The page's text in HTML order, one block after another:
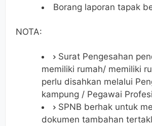
Borang laporan tapak
NOTA:
Surat Pengesahan
memiliki rumah/ memiliki
perlu disahkan melalui
kampung / Pegawai
SPNB berhak untuk
dokumen tambahan